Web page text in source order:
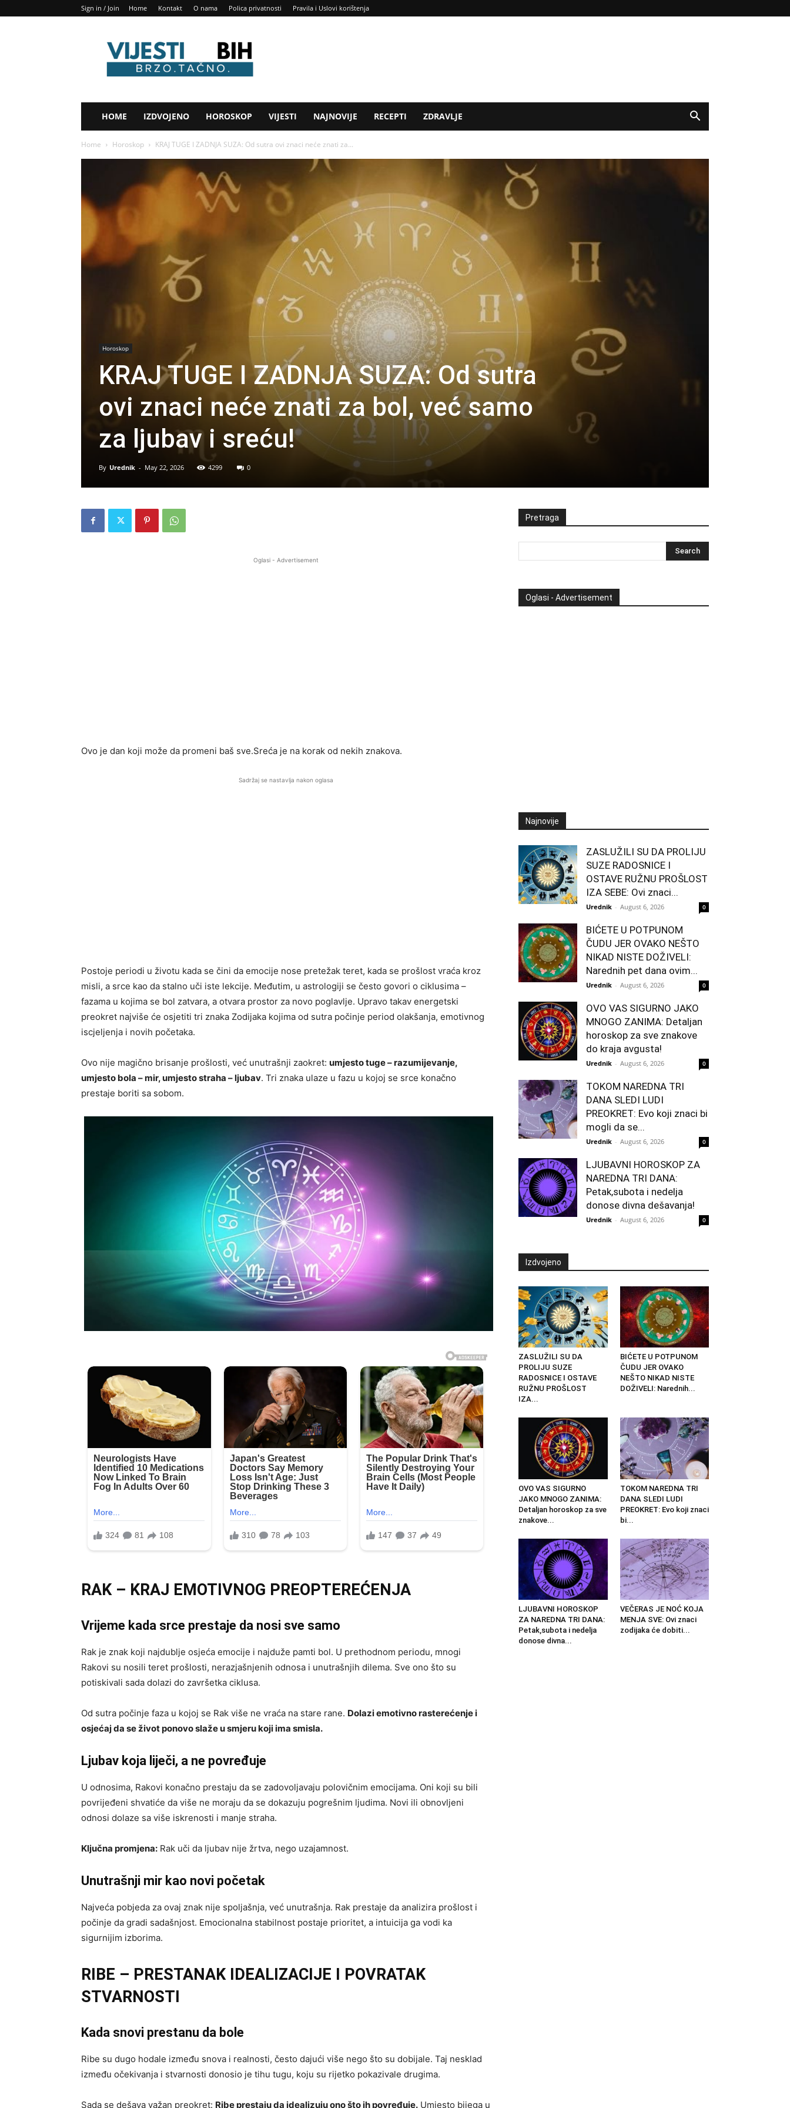
Sign in / Join Home Kontakt O nama Polica privatnosti Pravila i Uslovi korištenja
BIH
HOME IZDVOJENO HOROSKOP VIJESTI NAJNOVIJE RECEPTI ZDRAVLJE
Home Horoskop KRAJ TUGE I ZADNJA SUZA: Od sutra ovi znaci neće znati za...
Horoskop
KRAJ TUGE I ZADNJA SUZA: Od sutra
ovi znaci neće znati za bol, već samo
za ljubav i sreću!
By Urednik - May 22, 2026 4299 0
Oglasi - Advertisement
Ovo je dan koji može da promeni baš sve.Sreća je na korak od nekih znakova.
Sadržaj se nastavlja nakon oglasa
Postoje periodi u životu kada se čini da emocije nose pretežak teret, kada se prošlost vraća kroz
misli, a srce kao da stalno uči iste lekcije. Međutim, u astrologiji se često govori o ciklusima –
fazama u kojima se bol zatvara, a otvara prostor za novo poglavlje. Upravo takav energetski
preokret najviše će osjetiti tri znaka Zodijaka kojima od sutra počinje period olakšanja, emotivnog
iscjeljenja i novih početaka.
Ovo nije magično brisanje prošlosti, već unutrašnji zaokret: umjesto tuge – razumijevanje,
umjesto bola – mir, umjesto straha – ljubav. Tri znaka ulaze u fazu u kojoj se srce konačno
prestaje boriti sa sobom.
RAK – KRAJ EMOTIVNOG PREOPTEREĆENJA
Vrijeme kada srce prestaje da nosi sve samo
Rak je znak koji najdublje osjeća emocije i najduže pamti bol. U prethodnom periodu, mnogi
Rakovi su nosili teret prošlosti, nerazjašnjenih odnosa i unutrašnjih dilema. Sve ono što su
potiskivali sada dolazi do završetka ciklusa.
Od sutra počinje faza u kojoj se Rak više ne vraća na stare rane. Dolazi emotivno rasterećenje i
osjećaj da se život ponovo slaže u smjeru koji ima smisla.
Ljubav koja liječi, a ne povređuje
U odnosima, Rakovi konačno prestaju da se zadovoljavaju polovičnim emocijama. Oni koji su bili
povrijeđeni shvatiće da više ne moraju da se dokazuju pogrešnim ljudima. Novi ili obnovljeni
odnosi dolaze sa više iskrenosti i manje straha.
Ključna promjena: Rak uči da ljubav nije žrtva, nego uzajamnost.
Unutrašnji mir kao novi početak
Najveća pobjeda za ovaj znak nije spoljašnja, već unutrašnja. Rak prestaje da analizira prošlost i
počinje da gradi sadašnjost. Emocionalna stabilnost postaje prioritet, a intuicija ga vodi ka
sigurnijim izborima.
RIBE – PRESTANAK IDEALIZACIJE I POVRATAK
STVARNOSTI
Kada snovi prestanu da bole
Ribe su dugo hodale između snova i realnosti, često dajući više nego što su dobijale. Taj nesklad
između očekivanja i stvarnosti donosio je tihu tugu, koju su rijetko pokazivale drugima.
Sada se dešava važan preokret: Ribe prestaju da idealizuju ono što ih povređuje. Umjesto bijega u
Pretraga
Oglasi - Advertisement
Najnovije
ZASLUŽILI SU DA PROLIJU
SUZE RADOSNICE I
OSTAVE RUŽNU PROŠLOST
IZA SEBE: Ovi znaci...
Urednik - August 6, 2026 0
BIĆETE U POTPUNOM
ČUDU JER OVAKO NEŠTO
NIKAD NISTE DOŽIVELI:
Narednih pet dana ovim...
Urednik - August 6, 2026 0
OVO VAS SIGURNO JAKO
MNOGO ZANIMA: Detaljan
horoskop za sve znakove
do kraja avgusta!
Urednik - August 6, 2026 0
TOKOM NAREDNA TRI
DANA SLEDI LUDI
PREOKRET: Evo koji znaci bi
mogli da se...
Urednik - August 6, 2026 0
LJUBAVNI HOROSKOP ZA
NAREDNA TRI DANA:
Petak,subota i nedelja
donose divna dešavanja!
Urednik - August 6, 2026 0
Izdvojeno
ZASLUŽILI SU DA
PROLIJU SUZE
RADOSNICE I OSTAVE
RUŽNU PROŠLOST
IZA...
BIĆETE U POTPUNOM
ČUDU JER OVAKO
NEŠTO NIKAD NISTE
DOŽIVELI: Narednih...
OVO VAS SIGURNO
JAKO MNOGO ZANIMA:
Detaljan horoskop za sve
znakove...
TOKOM NAREDNA TRI
DANA SLEDI LUDI
PREOKRET: Evo koji znaci
bi...
LJUBAVNI HOROSKOP
ZA NAREDNA TRI DANA:
Petak,subota i nedelja
donose divna...
VEČERAS JE NOĆ KOJA
MENJA SVE: Ovi znaci
zodijaka će dobiti...